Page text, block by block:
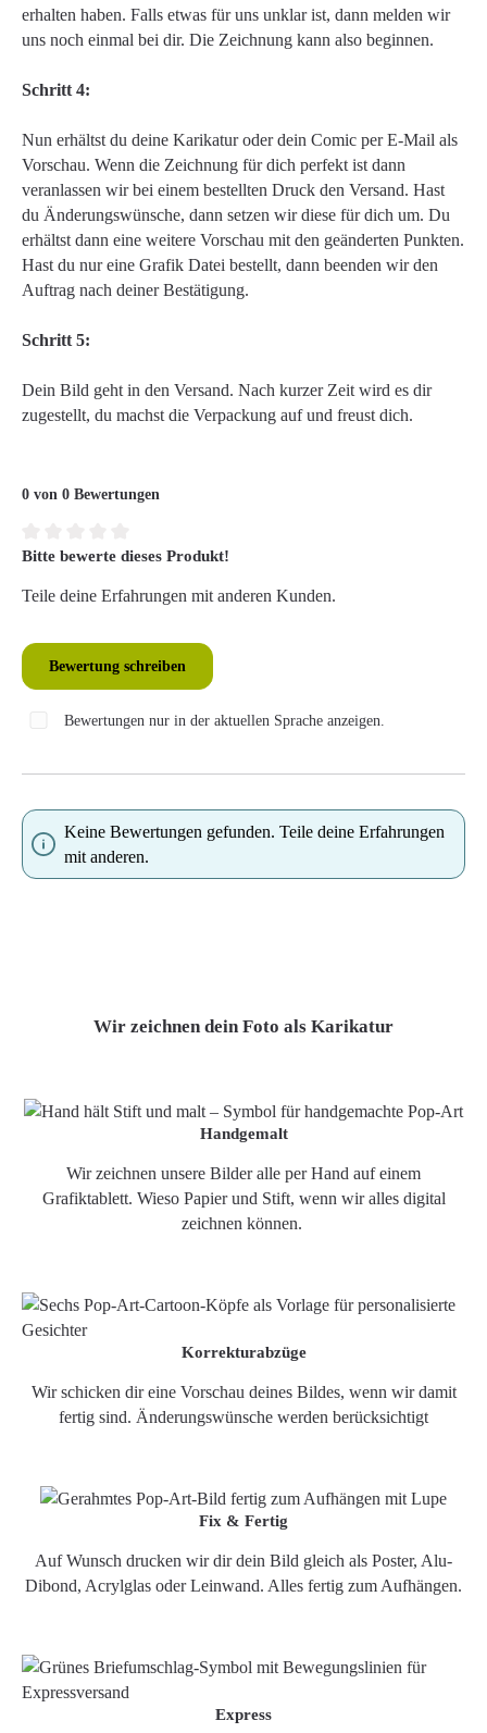
erhalten haben. Falls etwas für uns unklar ist, dann melden wir
uns noch einmal bei dir. Die Zeichnung kann also beginnen.
Schritt 4:
Nun erhältst du deine Karikatur oder dein Comic per E-Mail als
Vorschau. Wenn die Zeichnung für dich perfekt ist dann
veranlassen wir bei einem bestellten Druck den Versand. Hast
du Änderungswünsche, dann setzen wir diese für dich um. Du
erhältst dann eine weitere Vorschau mit den geänderten Punkten.
Hast du nur eine Grafik Datei bestellt, dann beenden wir den
Auftrag nach deiner Bestätigung.
Schritt 5:
Dein Bild geht in den Versand. Nach kurzer Zeit wird es dir
zugestellt, du machst die Verpackung auf und freust dich.
0 von 0 Bewertungen
Durchschnittliche Bewertung von 0 von 5 Sternen
Bitte bewerte dieses Produkt!
Teile deine Erfahrungen mit anderen Kunden.
Bewertung schreiben
Bewertungen nur in der aktuellen Sprache anzeigen.
Keine Bewertungen gefunden. Teile deine Erfahrungen
mit anderen.
Wir zeichnen dein Foto als Karikatur
Handgemalt
Wir zeichnen unsere Bilder alle per Hand auf einem
Grafiktablett. Wieso Papier und Stift, wenn wir alles digital
zeichnen können.
Korrekturabzüge
Wir schicken dir eine Vorschau deines Bildes, wenn wir damit
fertig sind. Änderungswünsche werden berücksichtigt
Fix & Fertig
Auf Wunsch drucken wir dir dein Bild gleich als Poster, Alu-
Dibond, Acrylglas oder Leinwand. Alles fertig zum Aufhängen.
Express